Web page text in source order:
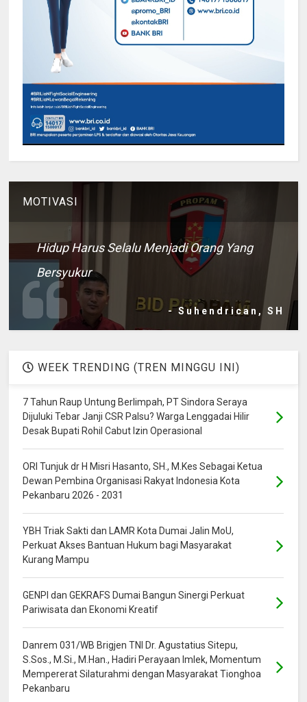
MOTIVASI
Hidup Harus Selalu Menjadi Orang Yang
Bersyukur
- Suhendrican, SH
WEEK TRENDING (TREN MINGGU INI)
7 Tahun Raup Untung Berlimpah, PT Sindora Seraya
Dijuluki Tebar Janji CSR Palsu? Warga Lenggadai Hilir
Desak Bupati Rohil Cabut Izin Operasional
ORI Tunjuk dr H Misri Hasanto, SH., M.Kes Sebagai Ketua
Dewan Pembina Organisasi Rakyat Indonesia Kota
Pekanbaru 2026 - 2031
YBH Triak Sakti dan LAMR Kota Dumai Jalin MoU,
Perkuat Akses Bantuan Hukum bagi Masyarakat
Kurang Mampu
GENPI dan GEKRAFS Dumai Bangun Sinergi Perkuat
Pariwisata dan Ekonomi Kreatif
Danrem 031/WB Brigjen TNI Dr. Agustatius Sitepu,
S.Sos., M.Si., M.Han., Hadiri Perayaan Imlek, Momentum
Mempererat Silaturahmi dengan Masyarakat Tionghoa
Pekanbaru